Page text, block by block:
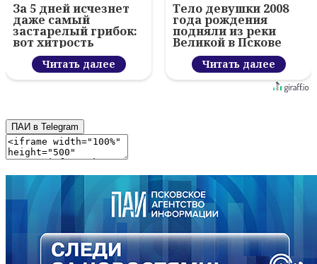
За 5 дней исчезнет
даже самый
застарелый грибок:
вот хитрость
Читать далее
Тело девушки 2008
года рождения
подняли из реки
Великой в Пскове
Читать далее
ПАИ в Telegram